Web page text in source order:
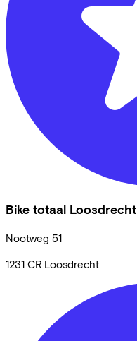
Bike totaal Loosdrecht
Nootweg 51
1231 CR Loosdrecht